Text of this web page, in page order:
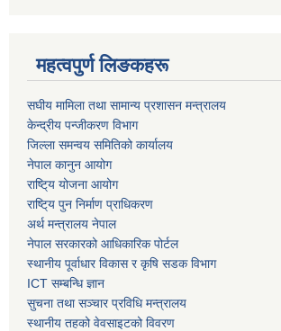
महत्वपुर्ण लिङकहरू
स‌घीय मामिला तथा सामान्य प्रशासन मन्त्रालय
केन्द्रीय पन्जीकरण विभाग
जिल्ला समन्वय समितिको कार्यालय
नेपाल कानुन आयोग
राष्टि्य योजना आयोग
राष्टि्य पुन निर्माण प्राधिकरण
अर्थ मन्त्रालय नेपाल
नेपाल सरकारको आधिकारिक पोर्टल
स्थानीय पूर्वाधार विकास र कृषि सडक विभाग
ICT सम्बन्धि ज्ञान
सुचना तथा सञ्चार प्रविधि मन्त्रालय
स्थानीय तहको वेवसाइटको विवरण